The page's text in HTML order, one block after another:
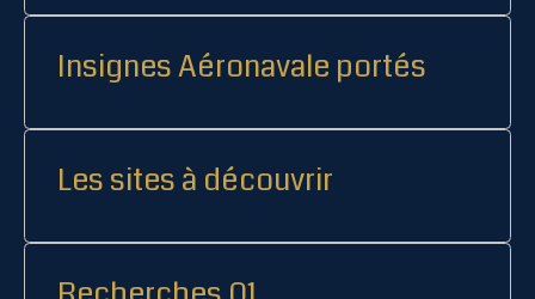
Insignes Aéronavale portés
Les sites à découvrir